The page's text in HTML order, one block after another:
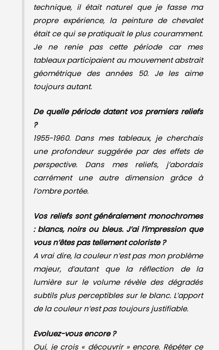
technique, il était naturel que je fasse ma
propre expérience, la peinture de chevalet
était ce qui se pratiquait le plus couramment.
Je ne renie pas cette période car mes
tableaux participaient au mouvement abstrait
géométrique des années 50. Je les aime
toujours autant.
De quelle période datent vos premiers reliefs
?
1955-1960. Dans mes tableaux, je cherchais
une profondeur suggérée par des effets de
perspective. Dans mes reliefs, j’abordais
carrément une autre dimension grâce à
l’ombre portée.
Vos reliefs sont généralement monochromes
: blancs, noirs ou bleus. J’ai l’impression que
vous n’êtes pas tellement coloriste ?
A vrai dire, la couleur n’est pas mon problème
majeur, d’autant que la réflection de la
lumière sur le volume révèle des dégradés
subtils plus perceptibles sur le blanc. L’apport
de la couleur n’est pas toujours justifiable.
Evoluez-vous encore ?
Oui, je crois « découvrir » encore. Répéter ce